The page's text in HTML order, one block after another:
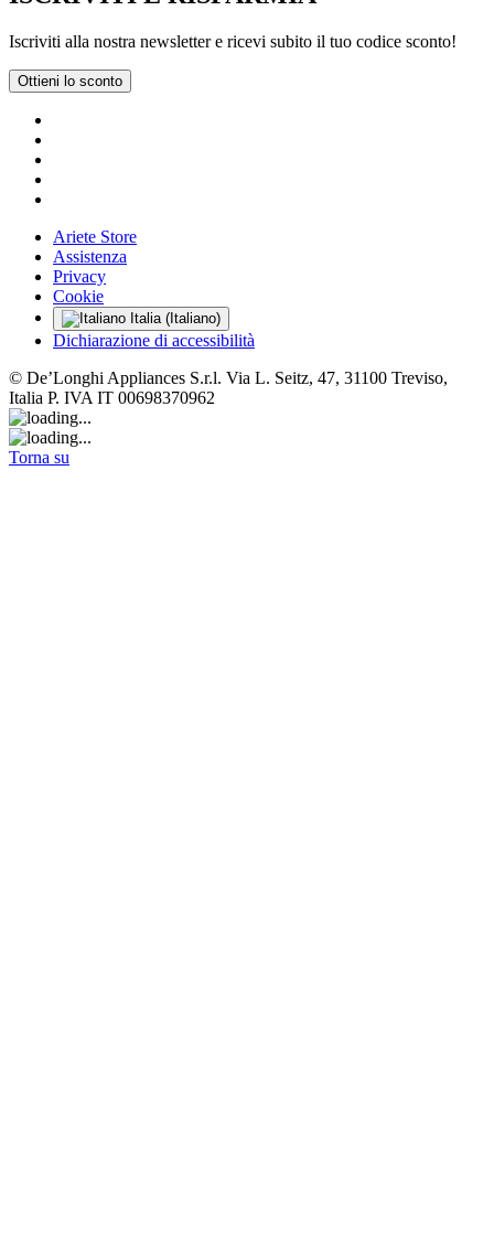
Iscriviti alla nostra newsletter e ricevi subito il tuo codice sconto!
Ottieni lo sconto
Ariete Store
Assistenza
Privacy
Cookie
Italia (Italiano)
Dichiarazione di accessibilità
© De’Longhi Appliances S.r.l. Via L. Seitz, 47, 31100 Treviso,
Italia P. IVA IT 00698370962
Torna su